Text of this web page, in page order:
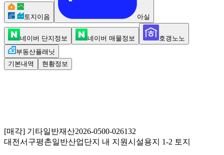
토지이음 아실
네이버 단지정보 네이버 매물정보
호갱노노
부동산플래닛
기본내역
현황정보
[매각] 기타일반재산2026-0500-026132
대전서구평촌일반산업단지 내 지원시설용지 1-2 토지